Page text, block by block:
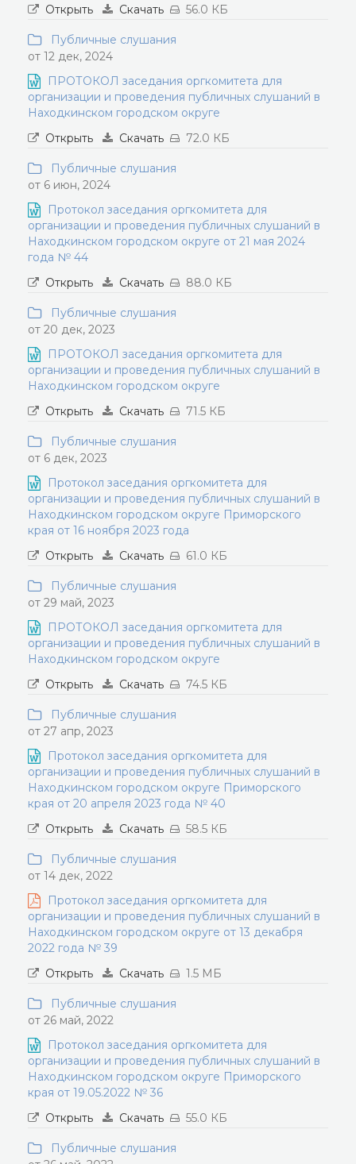
Открыть Скачать 56.0 КБ
Публичные слушания
от 12 дек, 2024
ПРОТОКОЛ заседания оргкомитета для
организации и проведения публичных слушаний в
Находкинском городском округе
Открыть
Скачать 72.0 КБ
Публичные слушания
от 6 июн, 2024
Протокол заседания оргкомитета для
организации и проведения публичных слушаний в
Находкинском городском округе от 21 мая 2024
года № 44
Открыть
Скачать 88.0 КБ
Публичные слушания
от 20 дек, 2023
ПРОТОКОЛ заседания оргкомитета для
организации и проведения публичных слушаний в
Находкинском городском округе
Открыть
Скачать 71.5 КБ
Публичные слушания
от 6 дек, 2023
Протокол заседания оргкомитета для
организации и проведения публичных слушаний в
Находкинском городском округе Приморского
края от 16 ноября 2023 года
Открыть
Скачать 61.0 КБ
Публичные слушания
от 29 май, 2023
ПРОТОКОЛ заседания оргкомитета для
организации и проведения публичных слушаний в
Находкинском городском округе
Открыть
Скачать 74.5 КБ
Публичные слушания
от 27 апр, 2023
Протокол заседания оргкомитета для
организации и проведения публичных слушаний в
Находкинском городском округе Приморского
края от 20 апреля 2023 года № 40
Открыть
Скачать 58.5 КБ
Публичные слушания
от 14 дек, 2022
Протокол заседания оргкомитета для
организации и проведения публичных слушаний в
Находкинском городском округе от 13 декабря
2022 года № 39
Открыть
Скачать 1.5 МБ
Публичные слушания
от 26 май, 2022
Протокол заседания оргкомитета для
организации и проведения публичных слушаний в
Находкинском городском округе Приморского
края от 19.05.2022 № 36
Открыть
Скачать 55.0 КБ
Публичные слушания